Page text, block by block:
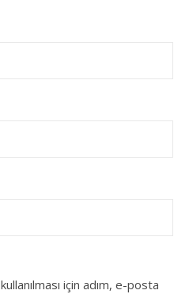
için adım, e-posta